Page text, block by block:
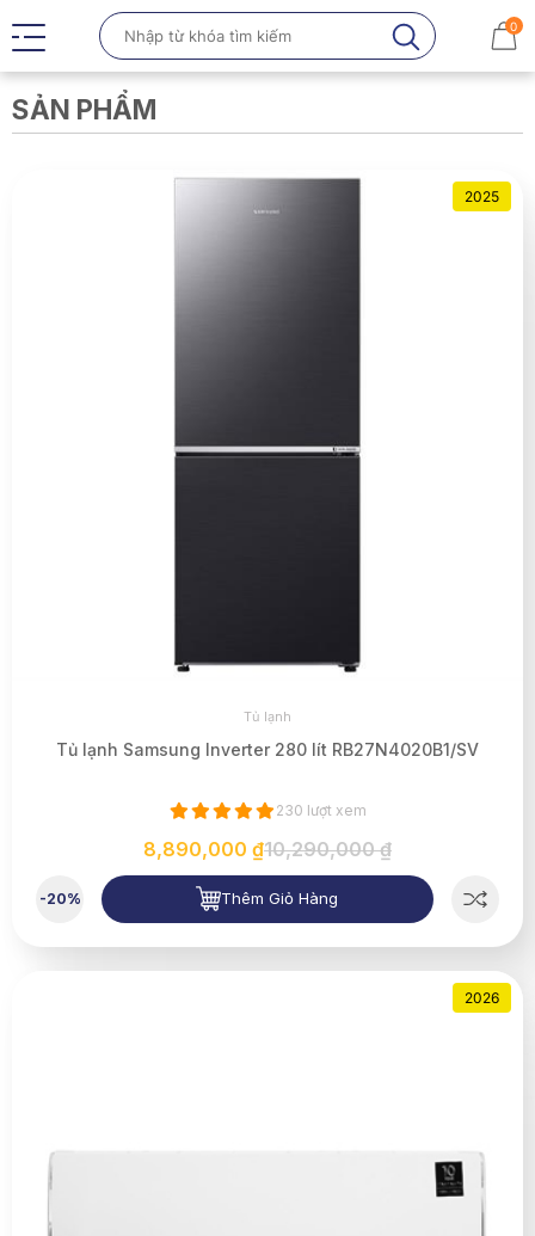
0
SẢN PHẨM
2025
Tủ lạnh
Tủ lạnh Samsung Inverter 280 lít RB27N4020B1/SV
230 lượt xem
8,890,000 ₫10,290,000 ₫
-20% Thêm Giỏ Hàng
2026